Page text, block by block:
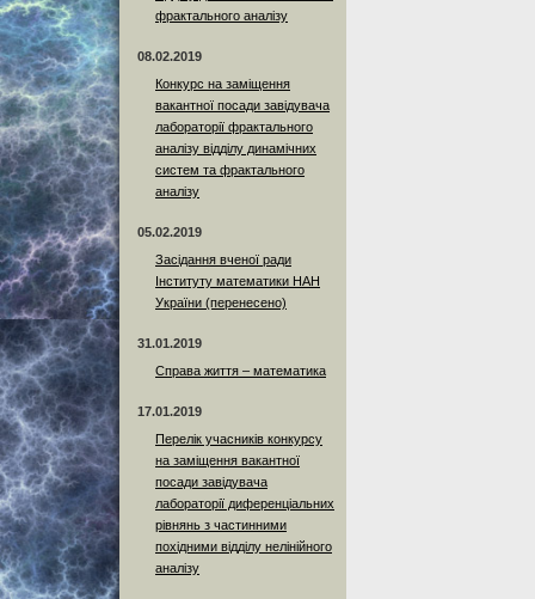
фрактального аналізу
08.02.2019
Конкурс на заміщення
вакантної посади завідувача
лабораторії фрактального
аналізу відділу динамічних
систем та фрактального
аналізу
05.02.2019
Засідання вченої ради
Інституту математики НАН
України (перенесено)
31.01.2019
Справа життя – математика
17.01.2019
Перелік учасників конкурсу
на заміщення вакантної
посади завідувача
лабораторії диференціальних
рівнянь з частинними
похідними відділу нелінійного
аналізу